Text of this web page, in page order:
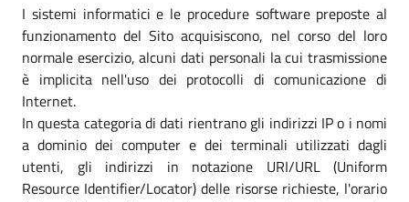
I sistemi informatici e le procedure software preposte al
funzionamento del Sito acquisiscono, nel corso del loro
normale esercizio, alcuni dati personali la cui trasmissione
è implicita nell'uso dei protocolli di comunicazione di
Internet.
In questa categoria di dati rientrano gli indirizzi IP o i nomi
a dominio dei computer e dei terminali utilizzati dagli
utenti, gli indirizzi in notazione URI/URL (Uniform
Resource Identifier/Locator) delle risorse richieste, l'orario